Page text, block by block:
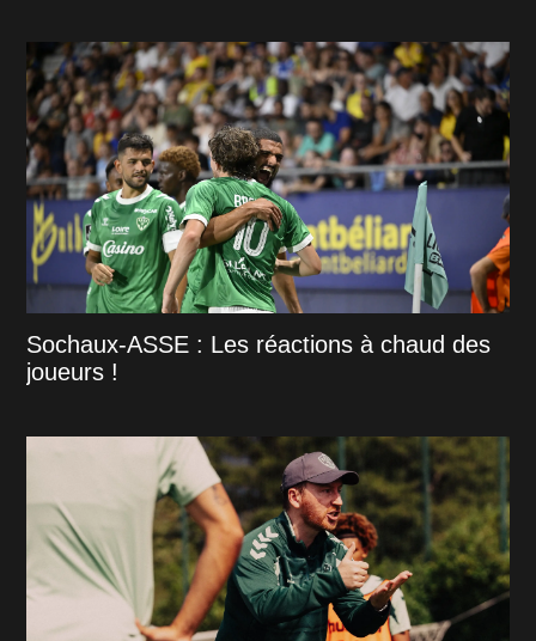
Sochaux-ASSE : Les réactions à chaud des
joueurs !